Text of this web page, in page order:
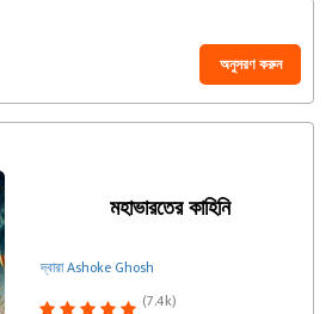
অনুসরণ করুন
মহাভারতের কাহিনি
দ্বারা Ashoke Ghosh
(7.4k)